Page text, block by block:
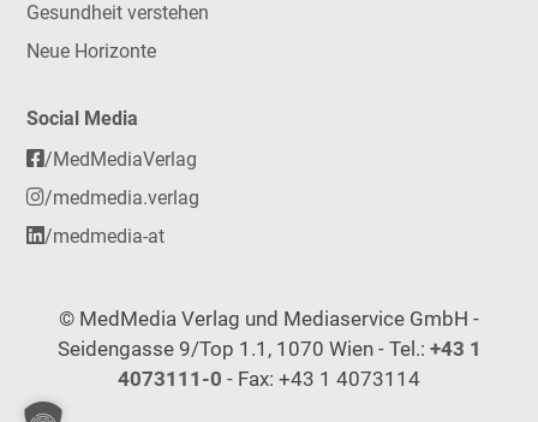
Gesundheit verstehen
Neue Horizonte
Social Media
/MedMediaVerlag
/medmedia.verlag
/medmedia-at
© MedMedia Verlag und Mediaservice GmbH -
Seidengasse 9/Top 1.1, 1070 Wien - Tel.: +43 1
4073111-0 - Fax: +43 1 4073114